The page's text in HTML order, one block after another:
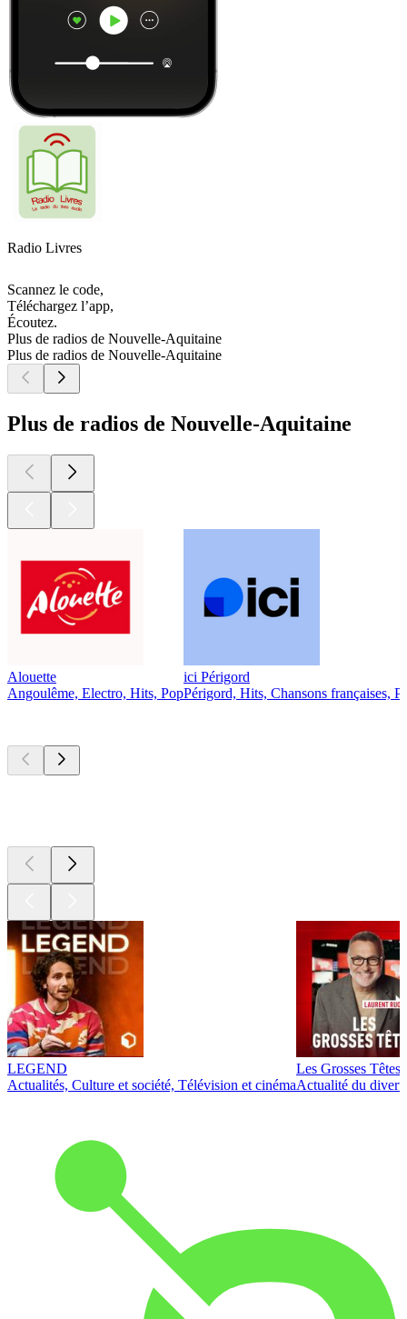
Radio Livres
Scannez le code,
Téléchargez l’app,
Écoutez.
Plus de radios de Nouvelle-Aquitaine
Plus de radios de Nouvelle-Aquitaine
Plus de radios de Nouvelle-Aquitaine
Alouette
Angoulême, Electro, Hits, Pop
ici Périgord
Périgord, Hits, Chansons françaises,
LEGEND
Actualités, Culture et société, Télévision et cinéma
Les Grosses Têtes
Actualité du